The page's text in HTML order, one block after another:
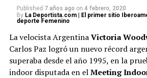
Published 7 años ago on 4 febrero, 2020
By La Deportista.com | El primer sitio
deporte Femenino
La velocista ArgentinaVictoria
Carlos Paz logró un nuevo récord
superaba desde el año 1995, en la
indoor disputada en elMeeting